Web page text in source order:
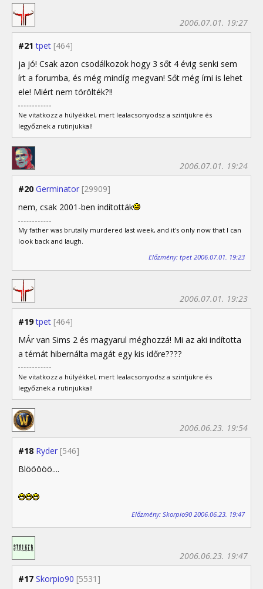
#21 tpet [464]
2006.07.01. 19:27
ja jó! Csak azon csodálkozok hogy 3 sőt 4 évig senki sem
írt a forumba, és még mindíg megvan! Sőt még írni is lehet
ele! Miért nem törölték?!!
Ne vitatkozz a hülyékkel, mert lealacsonyodsz a szintjükre és
legyőznek a rutinjukkal!
#20 Germinator [29909]
2006.07.01. 19:24
nem, csak 2001-ben indították
My father was brutally murdered last week, and it's only now that I can
look back and laugh.
Előzmény: tpet 2006.07.01. 19:23
#19 tpet [464]
2006.07.01. 19:23
MÁr van Sims 2 és magyarul méghozzá! Mi az aki indította
a témát hibernálta magát egy kis időre????
Ne vitatkozz a hülyékkel, mert lealacsonyodsz a szintjükre és
legyőznek a rutinjukkal!
#18 Ryder [546]
2006.06.23. 19:54
Blööööö....
Előzmény: Skorpio90 2006.06.23. 19:47
#17 Skorpio90 [5531]
2006.06.23. 19:47